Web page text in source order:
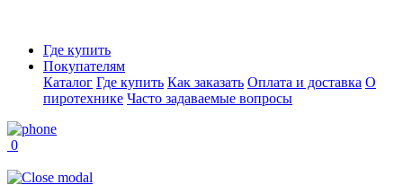
Где купить
Покупателям
Каталог Где купить Как заказать Оплата и доставка О
пиротехнике Часто задаваемые вопросы
0